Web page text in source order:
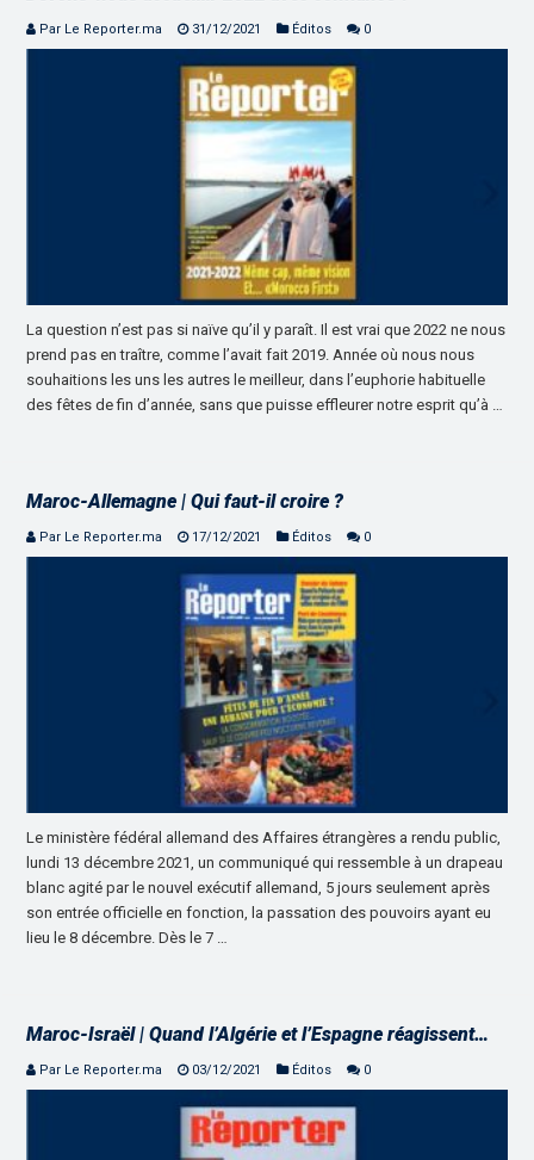
Par Le Reporter.ma 31/12/2021 Éditos 0
La question n’est pas si naïve qu’il y paraît. Il est vrai que 2022 ne nous
prend pas en traître, comme l’avait fait 2019. Année où nous nous
souhaitions les uns les autres le meilleur, dans l’euphorie habituelle
des fêtes de fin d’année, sans que puisse effleurer notre esprit qu’à …
Maroc-Allemagne | Qui faut-il croire ?
Par Le Reporter.ma 17/12/2021 Éditos 0
Le ministère fédéral allemand des Affaires étrangères a rendu public,
lundi 13 décembre 2021, un communiqué qui ressemble à un drapeau
blanc agité par le nouvel exécutif allemand, 5 jours seulement après
son entrée officielle en fonction, la passation des pouvoirs ayant eu
lieu le 8 décembre. Dès le 7 …
Maroc-Israël | Quand l’Algérie et l’Espagne réagissent…
Par Le Reporter.ma 03/12/2021 Éditos 0